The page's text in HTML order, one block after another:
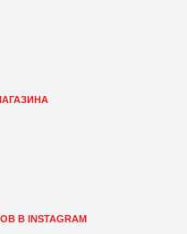
В INSTAGRAM